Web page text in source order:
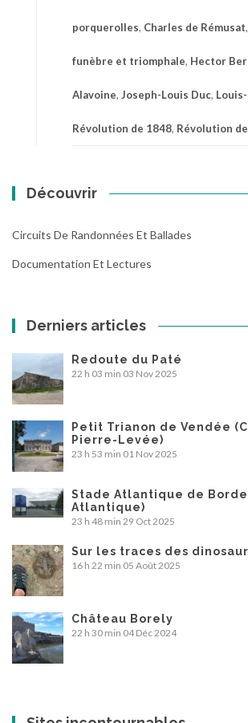
porquerolles, Charles de Rémusat,
funèbre et triomphale, Hector
Alavoine, Joseph-Louis Duc,
Révolution de 1848, Révolution
Découvrir
Circuits De Randonnées Et Ballades
Documentation Et Lectures
Derniers articles
Redoute du Paté
22 h 03 min 03 Nov 2025
Petit Trianon de Vendée
Pierre-Levée)
23 h 53 min 01 Nov 2025
Stade Atlantique de
Atlantique)
23 h 48 min 29 Oct 2025
Sur les traces des
16 h 22 min 05 Août 2025
Château Borely
22 h 30 min 04 Déc 2024